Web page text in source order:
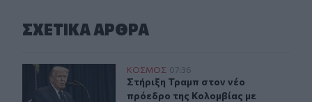
ΣΧΕΤΙΚA AΡΘΡΑ
Στήριξη Τραμπ στον νέο πρόεδρο της Κολομβίας με
ΚΟΣΜΟΣ 07:36
Στήριξη Τραμπ στον νέο πρόεδρο
Στήριξη Τραμπ στον νέο
πρόεδρο της Κολομβίας με